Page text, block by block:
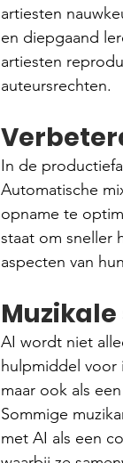
artiesten
en diepgaand
artiesten
auteursrechten.
In de
Automatische
opname te
staat om sneller
aspecten van
AI wordt niet
hulpmiddel voor
maar ook als
Sommige
met AI als een